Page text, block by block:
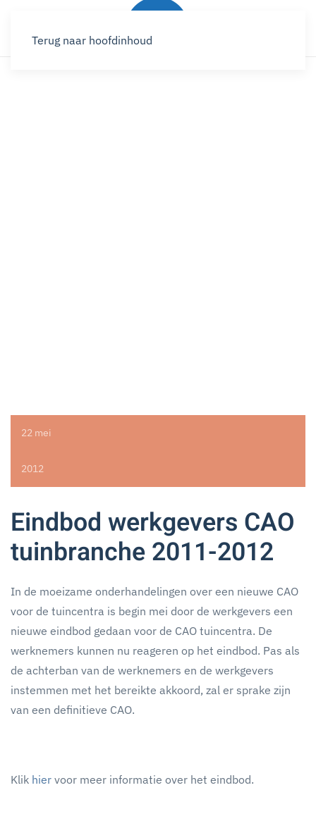
Terug naar hoofdinhoud
22 mei
2012
Eindbod werkgevers CAO
tuinbranche 2011-2012
In de moeizame onderhandelingen over een nieuwe CAO
voor de tuincentra is begin mei door de werkgevers een
nieuwe eindbod gedaan voor de CAO tuincentra. De
werknemers kunnen nu reageren op het eindbod. Pas als
de achterban van de werknemers en de werkgevers
instemmen met het bereikte akkoord, zal er sprake zijn
van een definitieve CAO.
Klik hier voor meer informatie over het eindbod.